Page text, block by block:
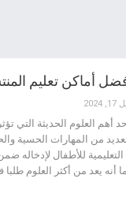
أماكن تعليم
2024
أهم العلوم الحديثة التي
من المهارات الحسية
للأطفال لإدخاله ضمن
أنه يعد من أكثر العلوم